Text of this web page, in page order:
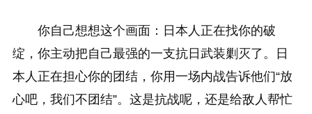
你自己想想这个画面：日本人正在找你的破
绽，你主动把自己最强的一支抗日武装剿灭了。日
本人正在担心你的团结，你用一场内战告诉他们“放
心吧，我们不团结”。这是抗战呢，还是给敌人帮忙